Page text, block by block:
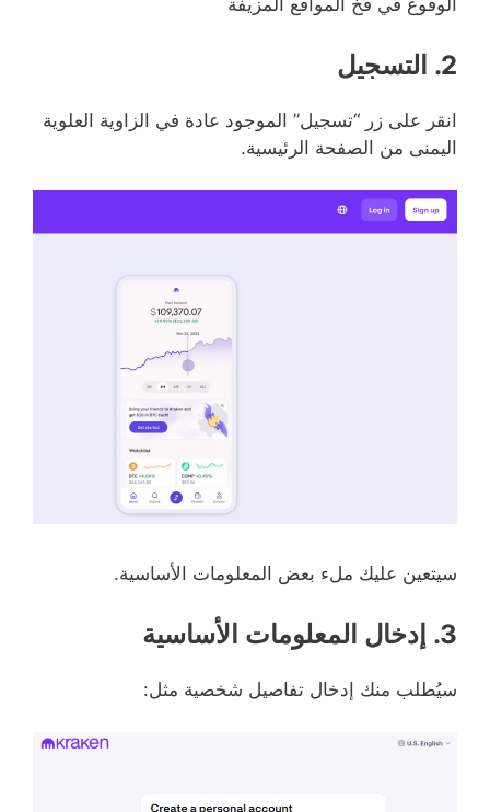
2. التسجيل
انقر على زر “تسجيل” الموجود عادة في الزاوية العلوية
اليمنى من الصفحة الرئيسية.
سيتعين عليك ملء بعض المعلومات الأساسية.
3. إدخال المعلومات الأساسية
سيُطلب منك إدخال تفاصيل شخصية مثل: